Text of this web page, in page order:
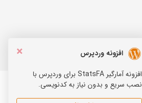
×
افزونه وردپرس
افزونه آمارگیر StatsFA برای وردپرس با
نصب سریع و بدون نیاز به کدنویسی.